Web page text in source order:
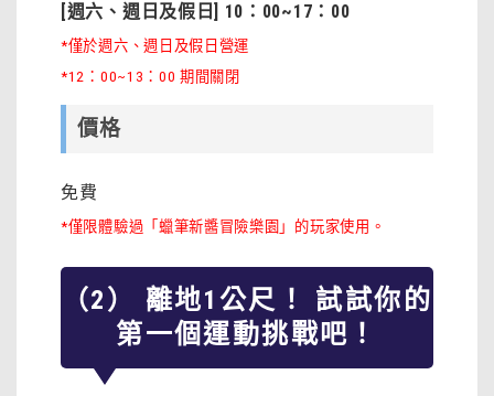
[週六、週日及假日] 10：00~17：00
*僅於週六、週日及假日營運
*12：00~13：00 期間關閉
價格
免費
*僅限體驗過「蠟筆新醬冒險樂園」的玩家使用。
（2） 離地1公尺！ 試試你的
第一個運動挑戰吧！